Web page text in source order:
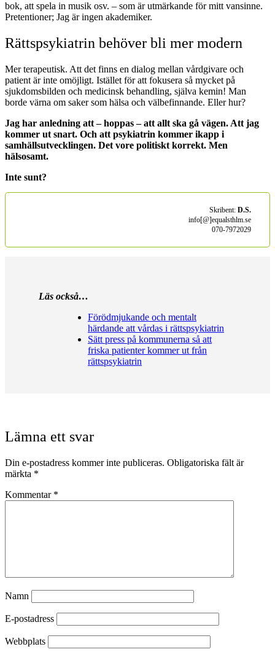
bok, att spela in musik osv. – som är utmärkande för mitt vansinne.
Pretentioner; Jag är ingen akademiker.
Rättspsykiatrin behöver bli mer modern
Mer terapeutisk. Att det finns en dialog mellan vårdgivare och
patient är inte omöjligt. Istället för att fokusera så mycket på
sjukdomsbilden och medicinsk behandling, själva kemin! Man
borde värna om saker som hälsa och välbefinnande. Eller hur?
Jag har anledning att – hoppas – att allt ska gå vägen. Att jag
kommer ut snart. Och att psykiatrin kommer ikapp i
samhällsutvecklingen. Det vore politiskt korrekt. Men
hälsosamt.
Inte sunt?
Skribent: D.S.
info[@]equalsthlm.se
070-7972029
Läs också…
Förödmjukande och mentalt
härdande att vårdas i rättspsykiatrin
Sätt press på kommunerna så att
friska patienter kommer ut från
rättspsykiatrin
Lämna ett svar
Din e-postadress kommer inte publiceras. Obligatoriska fält är
märkta *
Kommentar *
Namn
E-postadress
Webbplats